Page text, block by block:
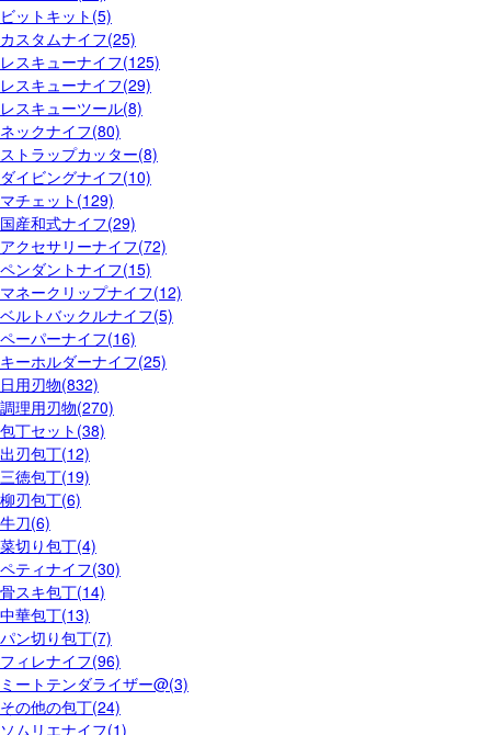
ビットキット(5)
カスタムナイフ(25)
レスキューナイフ(125)
レスキューナイフ(29)
レスキューツール(8)
ネックナイフ(80)
ストラップカッター(8)
ダイビングナイフ(10)
マチェット(129)
国産和式ナイフ(29)
アクセサリーナイフ(72)
ペンダントナイフ(15)
マネークリップナイフ(12)
ベルトバックルナイフ(5)
ペーパーナイフ(16)
キーホルダーナイフ(25)
日用刃物(832)
調理用刃物(270)
包丁セット(38)
出刃包丁(12)
三徳包丁(19)
柳刃包丁(6)
牛刀(6)
菜切り包丁(4)
ペティナイフ(30)
骨スキ包丁(14)
中華包丁(13)
パン切り包丁(7)
フィレナイフ(96)
ミートテンダライザー@(3)
その他の包丁(24)
ソムリエナイフ(1)